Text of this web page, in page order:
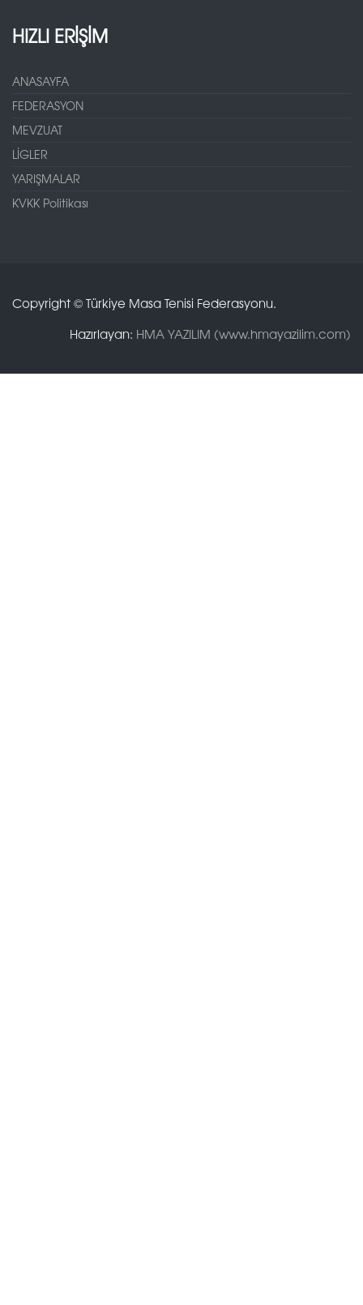
HIZLI ERİŞİM
ANASAYFA
FEDERASYON
MEVZUAT
LİGLER
YARIŞMALAR
KVKK Politikası
Copyright © Türkiye Masa Tenisi Federasyonu.
Hazırlayan: HMA YAZILIM (www.hmayazilim.com)